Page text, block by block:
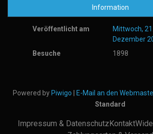
Information
Veröffentlicht am
Mittwoch, 21.
Dezember
Besuche
1898
Powered by Piwigo E-Mail an den
Standard
Impressum & Datenschutz Kontakt